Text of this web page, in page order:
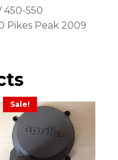
450-550
Pikes Peak 2009
Sale!